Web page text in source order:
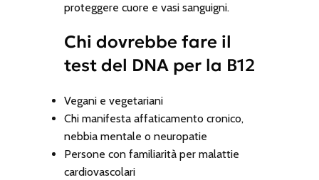
proteggere cuore e vasi sanguigni.
Chi dovrebbe fare il
test del DNA per la B12
Vegani e vegetariani
Chi manifesta affaticamento cronico,
nebbia mentale o neuropatie
Persone con familiarità per malattie
cardiovascolari